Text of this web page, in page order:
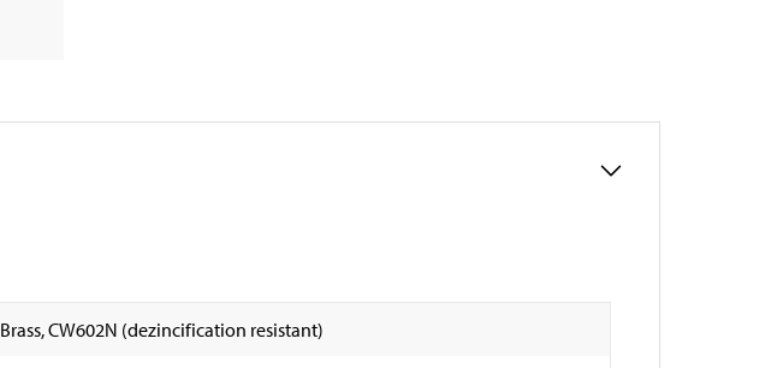
Brass, CW602N (dezincification resistant)